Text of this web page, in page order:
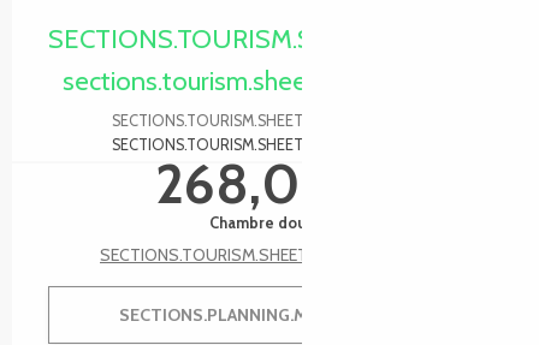
sections.tourism.sheet.periods.today
SECTIONS.TOURISM.SHEET.PERIODS.DETAILS
SECTIONS.TOURISM.SHEET.TARIFFS.FROMTO
268,00 €
Chambre double
SECTIONS.TOURISM.SHEET.TARIFFS.SEE_ALL
SECTIONS.PLANNING.MENU.ORDER